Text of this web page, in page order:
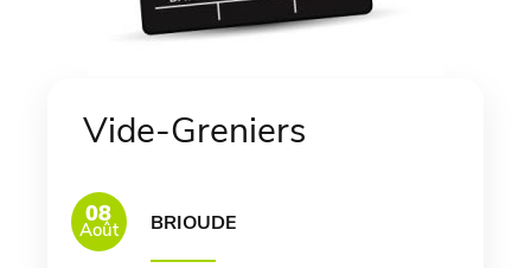
Vide-Greniers
08
Août BRIOUDE